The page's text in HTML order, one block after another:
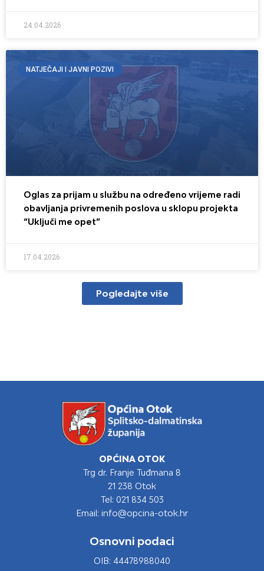
24.04.2026
NATJEČAJI I JAVNI POZIVI
Oglas za prijam u službu na određeno vrijeme radi
obavljanja privremenih poslova u sklopu projekta
“Uključi me opet”
17.04.2026
Pogledajte više
OPĆINA OTOK
Trg dr. Franje Tuđmana 8
21 238 Otok
Tel: 021 834 503
Email: info@opcina-otok.hr
Osnovni podaci
OIB: 44478988040